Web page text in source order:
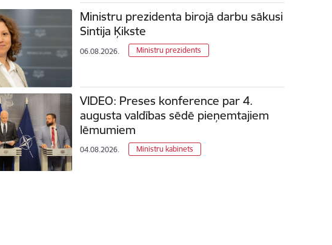
Ministru prezidenta birojā darbu sākusi
Sintija Ķikste
06.08.2026. Ministru prezidents
VIDEO: Preses konference par 4.
augusta valdības sēdē pieņemtajiem
lēmumiem
04.08.2026. Ministru kabinets